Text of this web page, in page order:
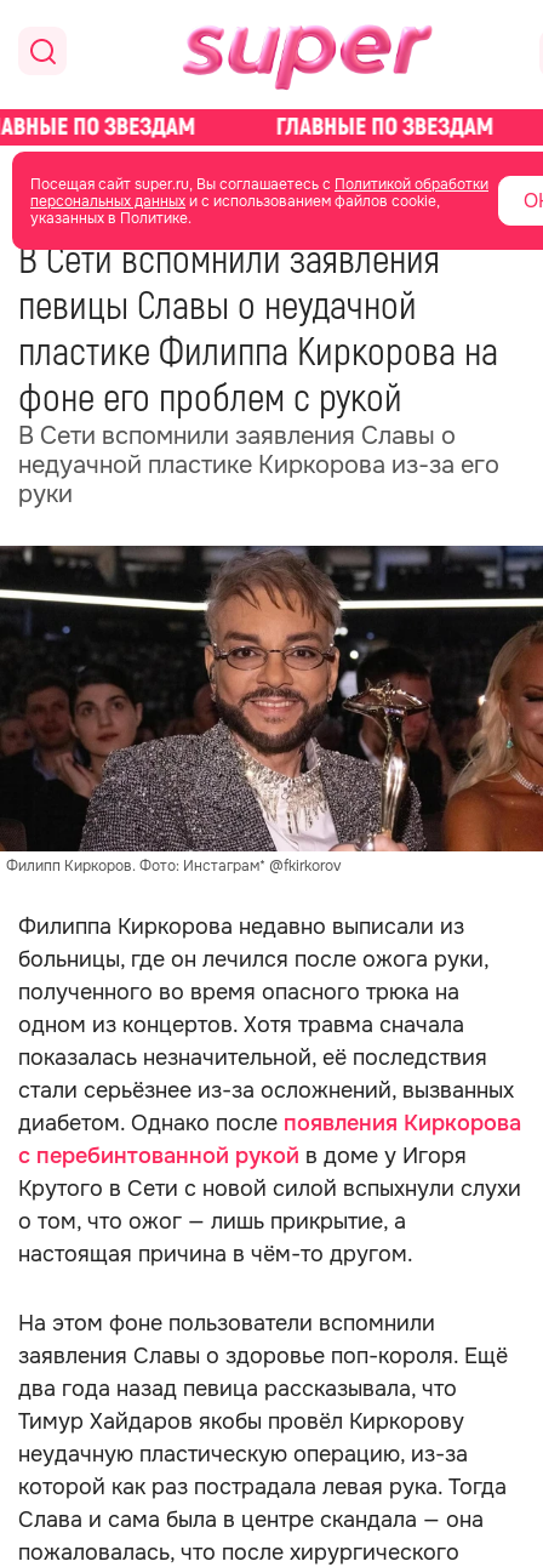
Посещая сайт super.ru, Вы соглашаетесь с Политикой обработки
персональных данныхи с использованием файлов cookie,
указанных в Политике.
главная новости о звездах новости
22 июня 2025 08:20
В Сети вспомнили заявления
певицы Славы о неудачной
пластике Филиппа Киркорова на
фоне его проблем с рукой
В Сети вспомнили заявления Славы о
недуачной пластике Киркорова из-за его
руки
Филипп Киркоров. Фото: Инстаграм* @fkirkorov
Филиппа Киркорова недавно выписали из
больницы, где он лечился после ожога руки,
полученного во время опасного трюка на
одном из концертов. Хотя травма сначала
показалась незначительной, её последствия
стали серьёзнее из-за осложнений, вызванных
диабетом. Однако после появления Киркорова
с перебинтованной рукой в доме у Игоря
Крутого в Сети с новой силой вспыхнули слухи
о том, что ожог — лишь прикрытие, а
настоящая причина в чём-то другом.
На этом фоне пользователи вспомнили
заявления Славы о здоровье поп-короля. Ещё
два года назад певица рассказывала, что
Тимур Хайдаров якобы провёл Киркорову
неудачную пластическую операцию, из-за
которой как раз пострадала левая рука. Тогда
Слава и сама была в центре скандала — она
пожаловалась, что после хирургического